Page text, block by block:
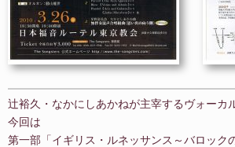
辻裕久・なかにしあかねが主宰するヴォーカ
今回は
第一部「イギリス・ルネッサンス～バロック